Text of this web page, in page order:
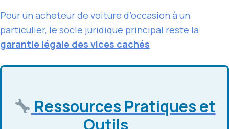
Pour un acheteur de voiture d’occasion à un
particulier, le socle juridique principal reste la
garantie légale des vices cachés
Ressources Pratiques et
Outils